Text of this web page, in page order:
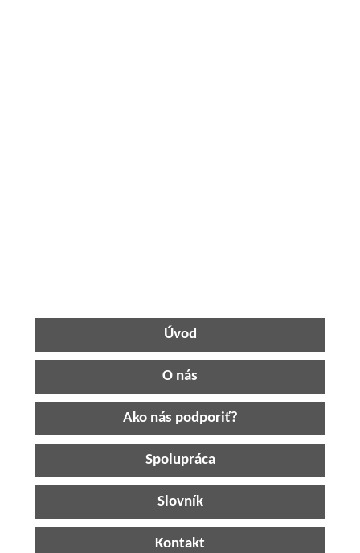
Úvod
O nás
Ako nás podporiť?
Spolupráca
Slovník
Kontakt